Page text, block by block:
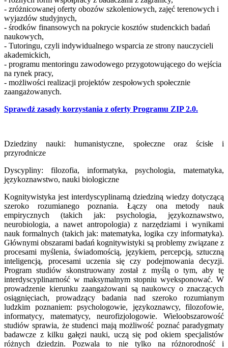
- zróżnicowanej oferty obozów szkoleniowych, zajęć terenowych i
wyjazdów studyjnych,
- środków finansowych na pokrycie kosztów studenckich badań
naukowych,
- Tutoringu, czyli indywidualnego wsparcia ze strony nauczycieli
akademickich,
- programu mentoringu zawodowego przygotowującego do wejścia
na rynek pracy,
- możliwości realizacji projektów zespołowych społecznie
zaangażowanych.
Sprawdź zasady korzystania z oferty Programu ZIP 2.0.
Dziedziny nauki: humanistyczne, społeczne oraz ścisłe i
przyrodnicze
Dyscypliny: filozofia, informatyka, psychologia, matematyka,
językoznawstwo, nauki biologiczne
Kognitywistyka jest interdyscyplinarną dziedziną wiedzy dotyczącą
szeroko rozumianego poznania. Łączy ona metody nauk
empirycznych (takich jak: psychologia, językoznawstwo,
neurobiologia, a nawet antropologia) z narzędziami i wynikami
nauk formalnych (takich jak: matematyka, logika czy informatyka).
Głównymi obszarami badań kognitywistyki są problemy związane z
procesami myślenia, świadomością, językiem, percepcją, sztuczną
inteligencją, procesami uczenia się czy podejmowania decyzji.
Program studiów skonstruowany został z myślą o tym, aby tę
interdyscyplinarność w maksymalnym stopniu wyeksponować. W
prowadzenie kierunku zaangażowani są naukowcy o znaczących
osiągnięciach, prowadzący badania nad szeroko rozumianym
ludzkim poznaniem: psychologowie, językoznawcy, filozofowie,
informatycy, matematycy, neurofizjologowie. Wieloobszarowość
studiów sprawia, że studenci mają możliwość poznać paradygmaty
badawcze z kilku gałęzi nauki, uczą się pod okiem specjalistów
różnych dziedzin. Pozwala to nie tylko na różnorodność i